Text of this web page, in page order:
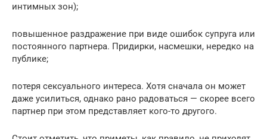
интимных зон);
повышенное раздражение при виде ошибок супруга или
постоянного партнера. Придирки, насмешки, нередко на
публике;
потеря сексуального интереса. Хотя сначала он может
даже усилиться, однако рано радоваться — скорее всего
партнер при этом представляет кого-то другого.